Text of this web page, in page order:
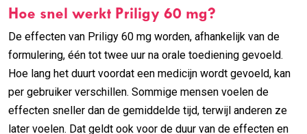
Hoe snel werkt Priligy 60 mg?
De effecten van Priligy 60 mg worden, afhankelijk van de
formulering, één tot twee uur na orale toediening gevoeld.
Hoe lang het duurt voordat een medicijn wordt gevoeld, kan
per gebruiker verschillen. Sommige mensen voelen de
effecten sneller dan de gemiddelde tijd, terwijl anderen ze
later voelen. Dat geldt ook voor de duur van de effecten en